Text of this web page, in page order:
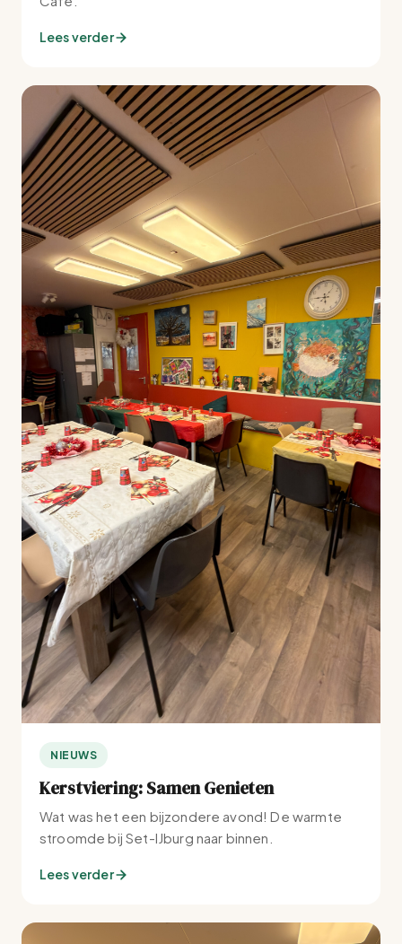
Lees verder
NIEUWS
Kerstviering: Samen Genieten
Wat was het een bijzondere avond! De warmte
stroomde bij Set-IJburg naar binnen.
Lees verder